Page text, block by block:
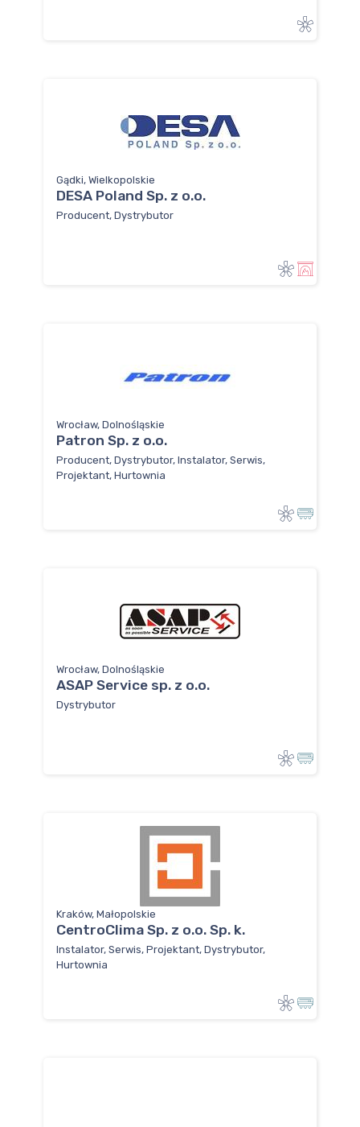
Gądki, Wielkopolskie
DESA Poland Sp. z o.o.
Producent, Dystrybutor
Wrocław, Dolnośląskie
Patron Sp. z o.o.
Producent, Dystrybutor, Instalator, Serwis,
Projektant, Hurtownia
Wrocław, Dolnośląskie
ASAP Service sp. z o.o.
Dystrybutor
Kraków, Małopolskie
CentroClima Sp. z o.o. Sp. k.
Instalator, Serwis, Projektant, Dystrybutor,
Hurtownia